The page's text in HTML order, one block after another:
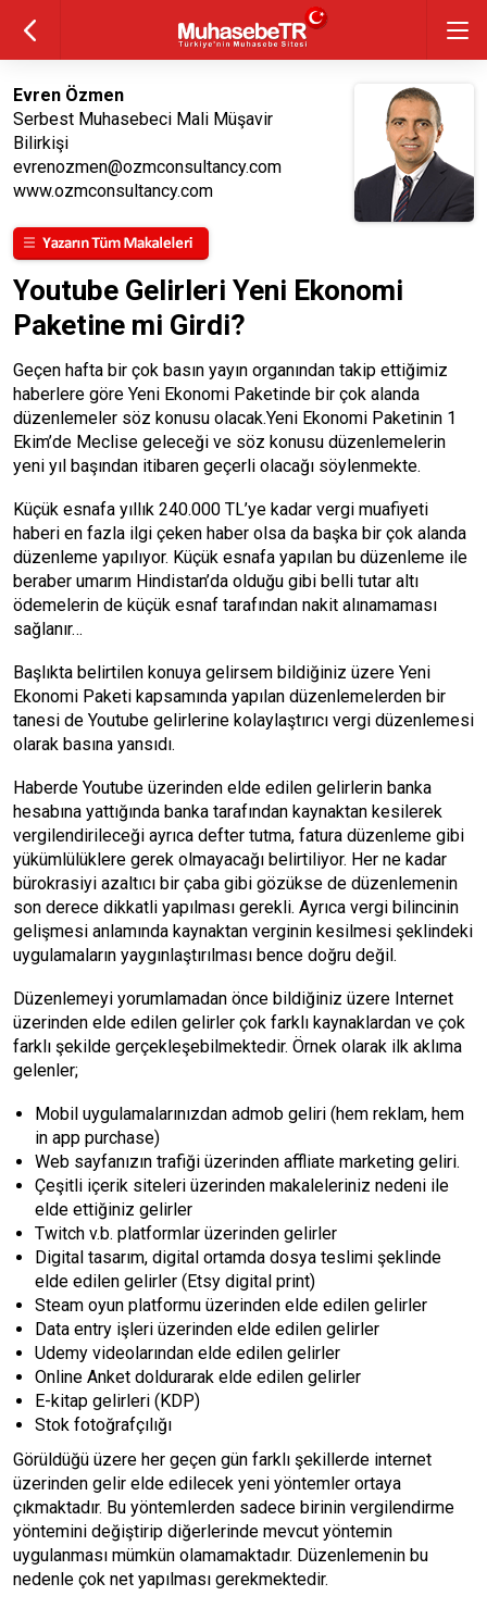
Evren Özmen
Serbest Muhasebeci Mali Müşavir
Bilirkişi
evrenozmen@ozmconsultancy.com
www.ozmconsultancy.com
Youtube Gelirleri Yeni Ekonomi
Paketine mi Girdi?
Geçen hafta bir çok basın yayın organından takip ettiğimiz
haberlere göre Yeni Ekonomi Paketinde bir çok alanda
düzenlemeler söz konusu olacak.Yeni Ekonomi Paketinin 1
Ekim’de Meclise geleceği ve söz konusu düzenlemelerin
yeni yıl başından itibaren geçerli olacağı söylenmekte.
Küçük esnafa yıllık 240.000 TL’ye kadar vergi muafiyeti
haberi en fazla ilgi çeken haber olsa da başka bir çok alanda
düzenleme yapılıyor. Küçük esnafa yapılan bu düzenleme ile
beraber umarım Hindistan’da olduğu gibi belli tutar altı
ödemelerin de küçük esnaf tarafından nakit alınamaması
sağlanır…
Başlıkta belirtilen konuya gelirsem bildiğiniz üzere Yeni
Ekonomi Paketi kapsamında yapılan düzenlemelerden bir
tanesi de Youtube gelirlerine kolaylaştırıcı vergi düzenlemesi
olarak basına yansıdı.
Haberde Youtube üzerinden elde edilen gelirlerin banka
hesabına yattığında banka tarafından kaynaktan kesilerek
vergilendirileceği ayrıca defter tutma, fatura düzenleme gibi
yükümlülüklere gerek olmayacağı belirtiliyor. Her ne kadar
bürokrasiyi azaltıcı bir çaba gibi gözükse de düzenlemenin
son derece dikkatli yapılması gerekli. Ayrıca vergi bilincinin
gelişmesi anlamında kaynaktan verginin kesilmesi şeklindeki
uygulamaların yaygınlaştırılması bence doğru değil.
Düzenlemeyi yorumlamadan önce bildiğiniz üzere Internet
üzerinden elde edilen gelirler çok farklı kaynaklardan ve çok
farklı şekilde gerçekleşebilmektedir. Örnek olarak ilk aklıma
gelenler;
Mobil uygulamalarınızdan admob geliri (hem reklam, hem
in app purchase)
Web sayfanızın trafiği üzerinden affliate marketing geliri.
Çeşitli içerik siteleri üzerinden makaleleriniz nedeni ile
elde ettiğiniz gelirler
Twitch v.b. platformlar üzerinden gelirler
Digital tasarım, digital ortamda dosya teslimi şeklinde
elde edilen gelirler (Etsy digital print)
Steam oyun platformu üzerinden elde edilen gelirler
Data entry işleri üzerinden elde edilen gelirler
Udemy videolarından elde edilen gelirler
Online Anket doldurarak elde edilen gelirler
E-kitap gelirleri (KDP)
Stok fotoğrafçılığı
Görüldüğü üzere her geçen gün farklı şekillerde internet
üzerinden gelir elde edilecek yeni yöntemler ortaya
çıkmaktadır. Bu yöntemlerden sadece birinin vergilendirme
yöntemini değiştirip diğerlerinde mevcut yöntemin
uygulanması mümkün olamamaktadır. Düzenlemenin bu
nedenle çok net yapılması gerekmektedir.